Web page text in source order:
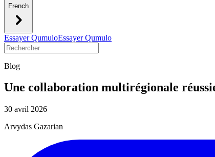
French
Essayer QumuloEssayer Qumulo
Blog
Une collaboration multirégionale
30 avril 2026
Arvydas Gazarian